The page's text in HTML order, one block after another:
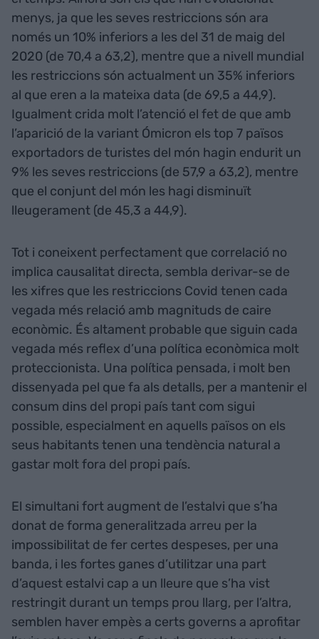
menys, ja que les seves restriccions són ara
només un 10% inferiors a les del 31 de maig del
2020 (de 70,4 a 63,2), mentre que a nivell mundial
les restriccions són actualment un 35% inferiors
al que eren a la mateixa data (de 69,5 a 44,9).
Igualment crida molt l’atenció el fet de que amb
l’aparició de la variant Ómicron els top 7 països
exportadors de turistes del món hagin endurit un
9% les seves restriccions (de 57,9 a 63,2), mentre
que el conjunt del món les hagi disminuït
lleugerament (de 45,3 a 44,9).
Tot i coneixent perfectament que correlació no
implica causalitat directa, sembla derivar-se de
les xifres que les restriccions Covid tenen cada
vegada més relació amb magnituds de caire
econòmic. És altament probable que siguin cada
vegada més reflex d’una política econòmica molt
proteccionista. Una política pensada, i molt ben
dissenyada pel que fa als detalls, per a mantenir el
consum dins del propi país tant com sigui
possible, especialment en aquells països on els
seus habitants tenen una tendència natural a
gastar molt fora del propi país.
El simultani fort augment de l’estalvi que s’ha
donat de forma generalitzada arreu per la
impossibilitat de fer certes despeses, per una
banda, i les fortes ganes d’utilitzar una part
d’aquest estalvi cap a un lleure que s’ha vist
restringit durant un temps prou llarg, per l’altra,
semblen haver empès a certs governs a aprofitar